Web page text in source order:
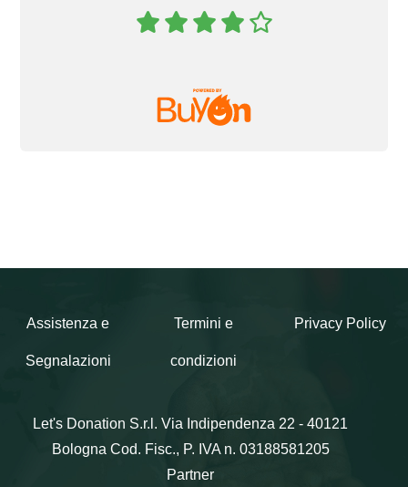
Assistenza e
Segnalazioni
Termini e
condizioni
Privacy Policy
Let's Donation S.r.l. Via Indipendenza 22 - 40121
Bologna Cod. Fisc., P. IVA n. 03188581205
Partner